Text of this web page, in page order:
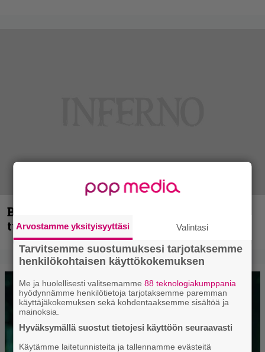
Blind Channel palaa rytinällä –
tuplasingle videoineen julki
Arvostamme yksityisyyttäsi Valintasi
Tarvitsemme suostumuksesi tarjotaksemme
henkilökohtaisen käyttökokemuksen
Me ja huolellisesti valitsemamme88 teknologiakumppania
hyödynnämme henkilötietoja tarjotaksemme paremman
käyttäjäkokemuksen sekä kohdentaaksemme sisältöä ja
mainoksia.
Hyväksymällä suostut tietojesi käyttöön seuraavasti
Käytämme laitetunnisteita ja tallennamme evästeitä